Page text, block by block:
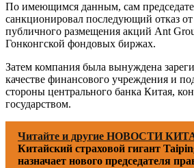
По имеющимся данным, сам
санкционировал последующий отказ от
публичного размещения акций Ant
Гонконгской фондовых биржах.
Затем компания была вынуждена
качестве финансового учреждения и
стороны центрального банка Китая,
государством.
Читайте и другие НОВОСТИ
Китайский страховой гигант
назначает нового председателя